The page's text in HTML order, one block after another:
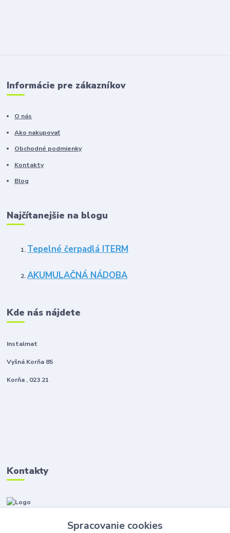
Informácie pre zákazníkov
O nás
Ako nakupovať
Obchodné podmienky
Kontakty
Blog
Najčítanejšie na blogu
Tepelné čerpadlá ITERM
AKUMULAČNÁ NÁDOBA
Kde nás nájdete
Instalmat
Vyšná Korňa 85
Korňa , 023 21
Kontakty
Spracovanie cookies